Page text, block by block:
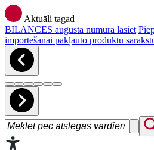
Aktuāli tagad
BILANCES augusta numurā lasiet
importēšanai pakļauto produktu